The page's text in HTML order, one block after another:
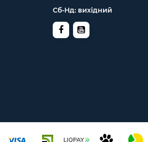
Сб-Нд: вихідний